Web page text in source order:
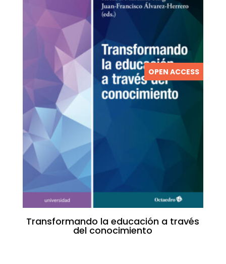
OPEN ACCESS
Transformando la educación a través
del conocimiento